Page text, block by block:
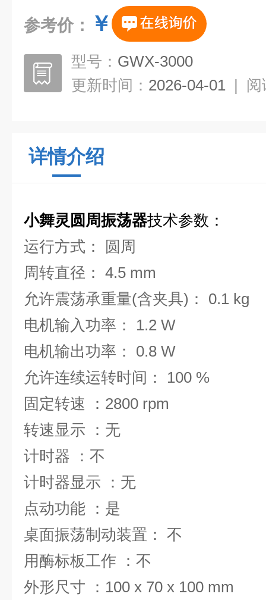
参考价： ￥
型号： GWX-3000
更新时间： 2026-04-01 | 阅
详情介绍
小舞灵圆周振荡器技术参数：
运行方式： 圆周
周转直径： 4.5 mm
允许震荡承重量(含夹具)： 0.1 kg
电机输入功率： 1.2 W
电机输出功率： 0.8 W
允许连续运转时间： 100 %
固定转速 ：2800 rpm
转速显示 ：无
计时器 ：不
计时器显示 ：无
点动功能 ：是
桌面振荡制动装置： 不
用酶标板工作 ：不
外形尺寸 ：100 x 70 x 100 mm